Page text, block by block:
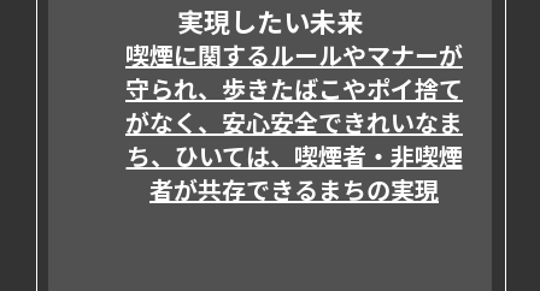
実現したい未来
喫煙に関するルールやマナーが
守られ、歩きたばこやポイ捨て
がなく、安心安全できれいなま
ち、ひいては、喫煙者・非喫煙
者が共存できるまちの実現